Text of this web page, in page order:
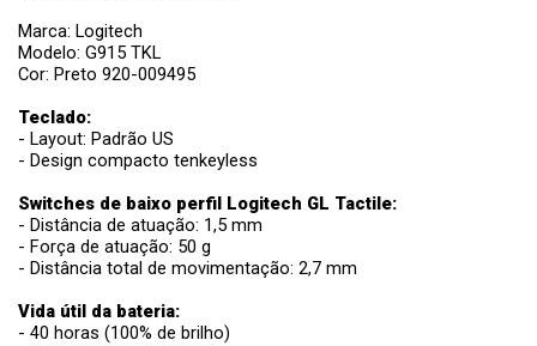
Marca: Logitech
Modelo: G915 TKL
Cor: Preto 920-009495
Teclado:
- Layout: Padrão US
- Design compacto tenkeyless
Switches de baixo perfil Logitech GL Tactile:
- Distância de atuação: 1,5 mm
- Força de atuação: 50 g
- Distância total de movimentação: 2,7 mm
Vida útil da bateria:
- 40 horas (100% de brilho)